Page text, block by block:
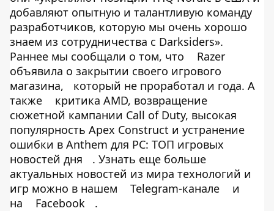
добавляют опытную и талантливую команду
разработчиков, которую мы очень хорошо
знаем из сотрудничества с Darksiders».
Раннее мы сообщали о том, что
Razer
объявила о закрытии своего игрового
магазина,
который не проработал и года. А
также
критика AMD, возвращение
сюжетной кампании Call of Duty, высокая
популярность Apex Construct и устранение
ошибки в Anthem для PC: ТОП игровых
новостей дня
. Узнать еще больше
актуальных новостей из мира технологий и
игр можно в нашем
Telegram-канале
и
на
Facebook .